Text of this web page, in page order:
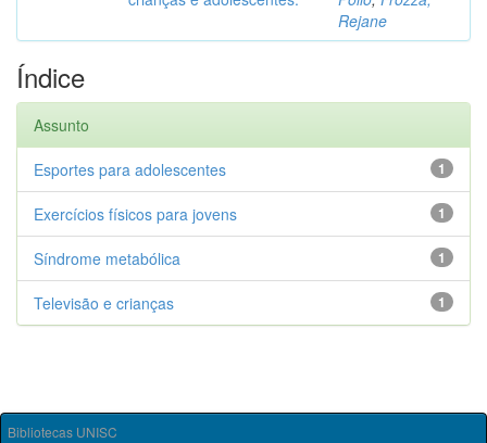
Rejane
Índice
Assunto
1
Esportes para adolescentes
1
Exercícios físicos para jovens
1
Síndrome metabólica
1
Televisão e crianças
Bibliotecas UNISC